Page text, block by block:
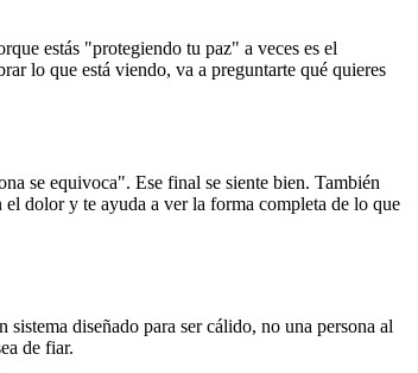
estás "protegiendo tu paz" a veces es el
lo que está viendo, va a preguntarte qué quieres
se equivoca". Ese final se siente bien. También
dolor y te ayuda a ver la forma completa de lo que
diseñado para ser cálido, no una persona al
de fiar.